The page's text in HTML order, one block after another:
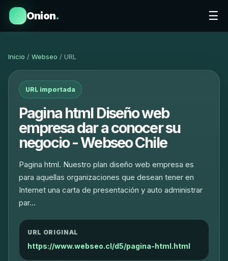
Onion. ☰
Inicio / Webseo / URL
URL importada
Pagina html Diseño web
empresa dar a conocer su
negocio - Webseo Chile
Pagina html. Nuestro plan diseño web empresa es
para aquellas organizaciones que desean tener en
Internet una carta de presentación y auto administrar
par…
URL ORIGINAL
https://www.webseo.cl/d5/pagina-html.html